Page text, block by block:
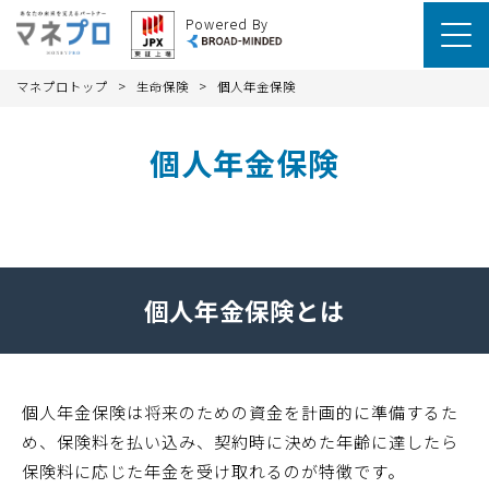
Powered By
マネプロトップ > 生命保険 > 個人年金保険
個人年金保険
個人年金保険とは
個人年金保険は将来のための資金を計画的に準備するた
め、保険料を払い込み、契約時に決めた年齢に達したら
保険料に応じた年金を受け取れるのが特徴です。